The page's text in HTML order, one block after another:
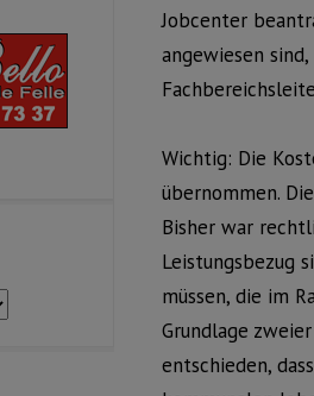
Jobcenter
angewiesen
Wichtig: Die
übernommen.
Bisher war
Leistungsbezug
müssen, die im
Grundlage
entschieden,